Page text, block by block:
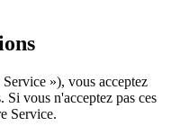
»), vous acceptez
Si vous n'acceptez pas ces
Service.